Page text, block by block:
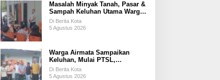
Masalah Minyak Tanah, Pasar &
Sampah Keluhan Utama Warga
Airnona
Di Berita Kota
5 Agustus 2026
Warga Airmata Sampaikan
Keluhan, Mulai PTSL,
Ketersediaan Minyak Tanah &
Lahan Pemakaman
Di Berita Kota
5 Agustus 2026